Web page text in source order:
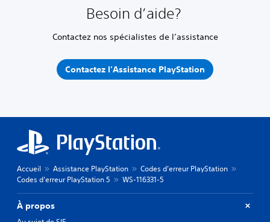
Besoin d’aide?
Contactez nos spécialistes de l’assistance
Contactez l’Assistance PlayStation
Accueil Assistance PlayStation
Codes d’erreur PlayStation
Codes d’erreur PlayStation 5
WS-116331-5
À propos